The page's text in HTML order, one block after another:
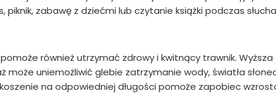
piknik, zabawę z dziećmi lub czytanie książki podczas
również utrzymać zdrowy i kwitnący trawnik.
może uniemożliwić glebie zatrzymanie wody, światła
na odpowiedniej długości pomoże zapobiec